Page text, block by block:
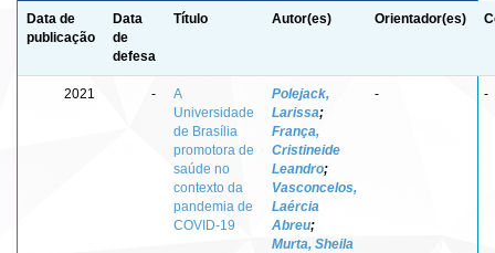
Data de
publicação
Data
de
defesa
Título Autor(es) Orientador(es)
2021 -
A
Universidade
de Brasília
promotora de
saúde no
contexto da
pandemia de
COVID-19
Polejack,
Larissa;
França,
Cristineide
Leandro;
Vasconcelos,
Laércia
Abreu;
Murta, Sheila
- -